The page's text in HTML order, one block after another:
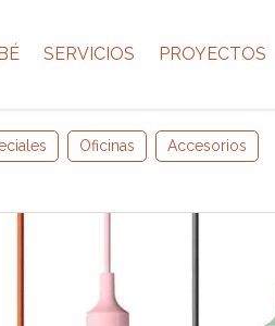
SERVICIOS PROYECTOS
Oficinas Accesorios